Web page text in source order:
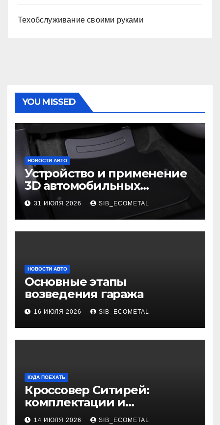
Техобслуживание своими руками
YOU MISSED
НОВОСТИ АВТО
Устройство и применение
3D автомобильных
ковриков
31 ИЮЛЯ 2026 SIB_ECOMETAL
НОВОСТИ АВТО
Основные этапы
возведения гаража
16 ИЮЛЯ 2026 SIB_ECOMETAL
КУДА ПОЕХАТЬ
Кроссовер Ситирей:
комплектации и
характеристики
14 ИЮЛЯ 2026 SIB_ECOMETAL